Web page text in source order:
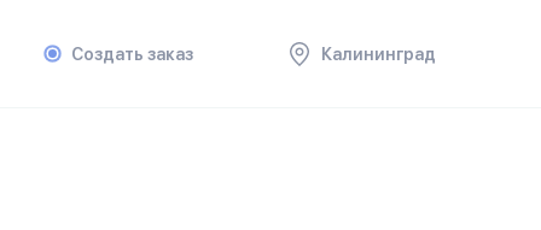
Создать заказ Калининград